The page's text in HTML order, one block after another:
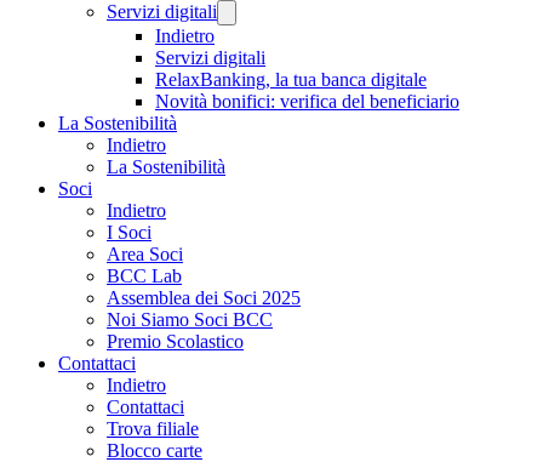
Servizi digitali
Indietro
Servizi digitali
RelaxBanking, la tua banca digitale
Novità bonifici: verifica del beneficiario
La Sostenibilità
Indietro
La Sostenibilità
Soci
Indietro
I Soci
Area Soci
BCC Lab
Assemblea dei Soci 2025
Noi Siamo Soci BCC
Premio Scolastico
Contattaci
Indietro
Contattaci
Trova filiale
Blocco carte